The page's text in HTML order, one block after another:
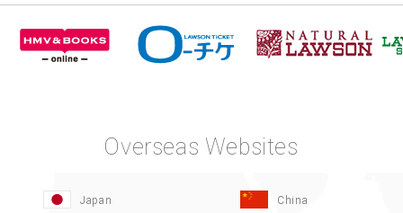
Overseas Websites
Japan China